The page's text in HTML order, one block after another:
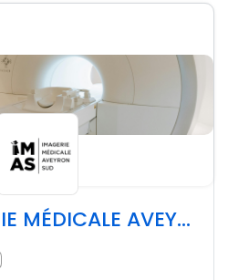
IMAS - IMAGERIE MÉDICALE AVEYRON SUD